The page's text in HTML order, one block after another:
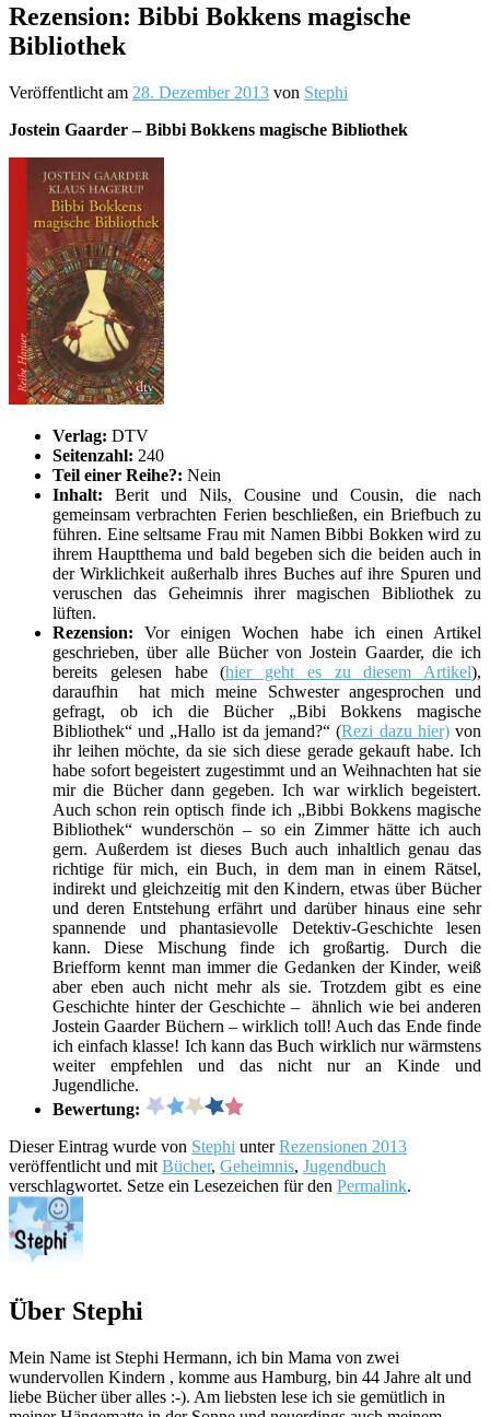
Rezension: Bibbi Bokkens magische
Bibliothek
Veröffentlicht am 28. Dezember 2013 von Stephi
Jostein Gaarder – Bibbi Bokkens magische Bibliothek
Verlag: DTV
Seitenzahl: 240
Teil einer Reihe?: Nein
Inhalt: Berit und Nils, Cousine und Cousin, die nach
gemeinsam verbrachten Ferien beschließen, ein Briefbuch zu
führen. Eine seltsame Frau mit Namen Bibbi Bokken wird zu
ihrem Hauptthema und bald begeben sich die beiden auch in
der Wirklichkeit außerhalb ihres Buches auf ihre Spuren und
veruschen das Geheimnis ihrer magischen Bibliothek zu
lüften.
Rezension:Vor einigen Wochen habe ich einen Artikel
geschrieben, über alle Bücher von Jostein Gaarder, die ich
bereits gelesen habe (hier geht es zu diesem Artikel),
daraufhin hat mich meine Schwester angesprochen und
gefragt, ob ich die Bücher „Bibi Bokkens magische
Bibliothek“ und „Hallo ist da jemand?“ (Rezi dazu hier)von
ihr leihen möchte, da sie sich diese gerade gekauft habe. Ich
habe sofort begeistert zugestimmt und an Weihnachten hat sie
mir die Bücher dann gegeben. Ich war wirklich begeistert.
Auch schon rein optisch finde ich „Bibbi Bokkens magische
Bibliothek“ wunderschön – so ein Zimmer hätte ich auch
gern. Außerdem ist dieses Buch auch inhaltlich genau das
richtige für mich, ein Buch, in dem man in einem Rätsel,
indirekt und gleichzeitig mit den Kindern, etwas über Bücher
und deren Entstehung erfährt und darüber hinaus eine sehr
spannende und phantasievolle Detektiv-Geschichte lesen
kann. Diese Mischung finde ich großartig. Durch die
Briefform kennt man immer die Gedanken der Kinder, weiß
aber eben auch nicht mehr als sie. Trotzdem gibt es eine
Geschichte hinter der Geschichte – ähnlich wie bei anderen
Jostein Gaarder Büchern – wirklich toll! Auch das Ende finde
ich einfach klasse! Ich kann das Buch wirklich nur wärmstens
weiter empfehlen und das nicht nur an Kinde und
Jugendliche.
Bewertung:
Dieser Eintrag wurde von Stephi unterRezensionen 2013
veröffentlicht und mit Bücher, Geheimnis, Jugendbuch
verschlagwortet. Setze ein Lesezeichen für den Permalink.
Über Stephi
Mein Name ist Stephi Hermann, ich bin Mama von zwei
wundervollen Kindern , komme aus Hamburg, bin 44 Jahre alt und
liebe Bücher über alles :-). Am liebsten lese ich sie gemütlich in